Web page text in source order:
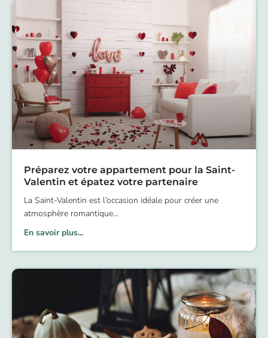
Préparez votre appartement pour la Saint-
Valentin et épatez votre partenaire
La Saint-Valentin est l’occasion idéale pour créer une
atmosphère romantique
En savoir plus...